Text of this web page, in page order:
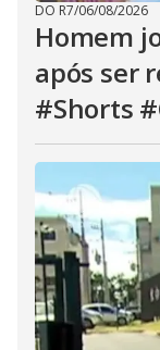
DO R7/06/08/2026
Homem
após ser
#Shorts